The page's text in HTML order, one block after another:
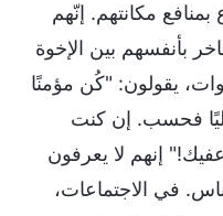
مكانتهم. إنّهم
بأنفسهم بين الإخوة
يقولون: "كُن مؤمنًا
فحسب. إن كنت
إنهم لا يعرفون
في الاجتماعات،